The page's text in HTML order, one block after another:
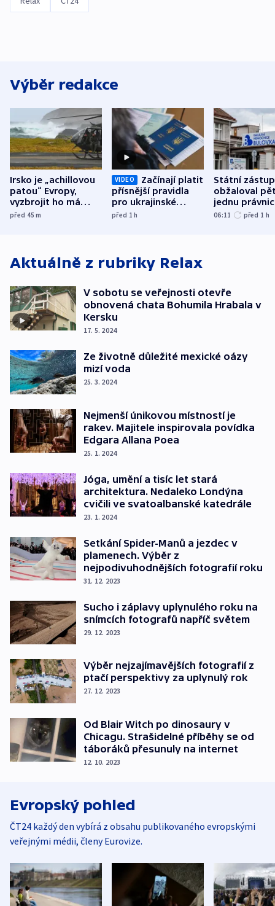
Výběr redakce
Irsko je „achillovou
patou“ Evropy,
vyzbrojit ho má
Francie
před 45m
VIDEO
Začínají platit
přísnější pravidla
pro ukrajinské
uprchlíky
před 1h
Státní
obžaloval
jednu
osobu v
06:11 před 1 h
Aktuálně z rubriky Relax
V sobotu se veřejnosti otevře
obnovená chata Bohumila Hrabala v
Kersku
17. 5. 2024
Ze životně důležité mexické oázy
mizí voda
25. 3. 2024
Nejmenší únikovou místností je
rakev. Majitele inspirovala povídka
Edgara Allana Poea
25. 1. 2024
Jóga, umění a tisíc let stará
architektura. Nedaleko Londýna
cvičili ve svatoalbanské katedrále
23. 1. 2024
Setkání Spider-Manů a jezdec v
plamenech. Výběr z
nejpodivuhodnějších fotografií roku
31. 12. 2023
Sucho i záplavy uplynulého roku na
snímcích fotografů napříč světem
29. 12. 2023
Výběr nejzajímavějších fotografií z
ptačí perspektivy za uplynulý rok
27. 12. 2023
Od Blair Witch po dinosaury v
Chicagu. Strašidelné příběhy se od
táboráků přesunuly na internet
12. 10. 2023
Evropský pohled
ČT24 každý den vybírá z obsahu publikovaného evropskými
veřejnými médii, členy Eurovize.